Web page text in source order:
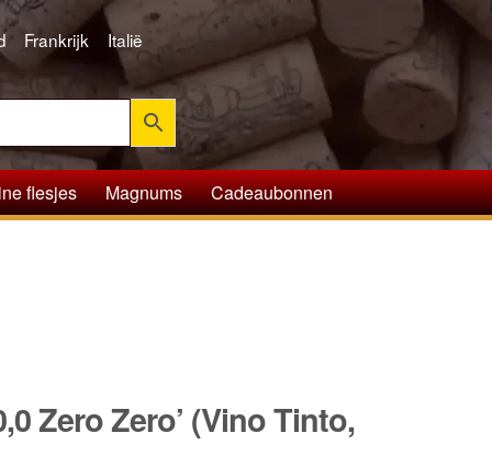
Frankrijk Italië
flesjes Magnums Cadeaubonnen
Zero Zero’ (Vino Tinto,